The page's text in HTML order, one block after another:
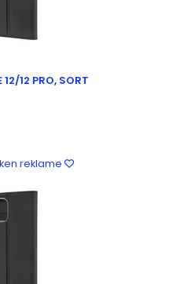
12 PRO, SORT
reklame